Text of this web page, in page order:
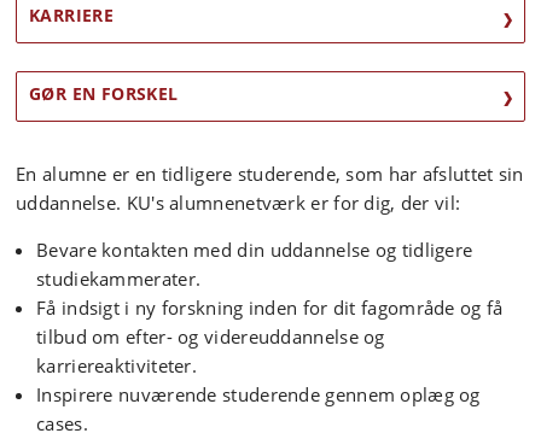
KARRIERE
GØR EN FORSKEL
En alumne er en tidligere studerende, som har afsluttet sin
uddannelse. KU's alumnenetværk er for dig, der vil:
Bevare kontakten med din uddannelse og tidligere
studiekammerater.
Få indsigt i ny forskning inden for dit fagområde og få
tilbud om efter- og videreuddannelse og
karriereaktiviteter.
Inspirere nuværende studerende gennem oplæg og
cases.